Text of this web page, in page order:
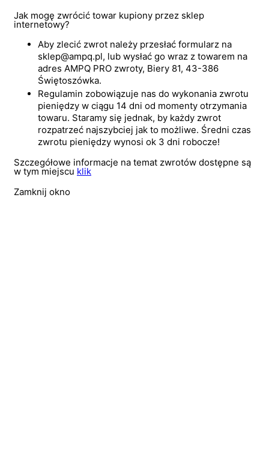
Jak mogę zwrócić towar kupiony przez sklep
internetowy?
Aby zlecić zwrot należy przesłać formularz na
sklep@ampq.pl, lub wysłać go wraz z towarem na
adres AMPQ PRO zwroty, Biery 81, 43-386
Świętoszówka.
Regulamin zobowiązuje nas do wykonania zwrotu
pieniędzy w ciągu 14 dni od momenty otrzymania
towaru. Staramy się jednak, by każdy zwrot
rozpatrzeć najszybciej jak to możliwe. Średni czas
zwrotu pieniędzy wynosi ok 3 dni robocze!
Szczegółowe informacje na temat zwrotów dostępne są
w tym miejscu klik
Zamknij okno